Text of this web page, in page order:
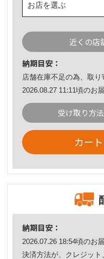
お店を選ぶ
近くの店
納期目安：
店舗在庫不足の為、取り
2026.08.27 11:11頃のお
受け取り方
カー
納期目安：
2026.07.26 18:54頃のお
決済方法が、クレジッ